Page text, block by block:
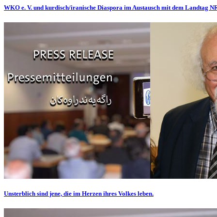
WKO e. V. und kurdisch/iranische Diaspora im Austausch mit dem Landtag
Unsterblich sind jene, die im Herzen ihres Volkes leben.